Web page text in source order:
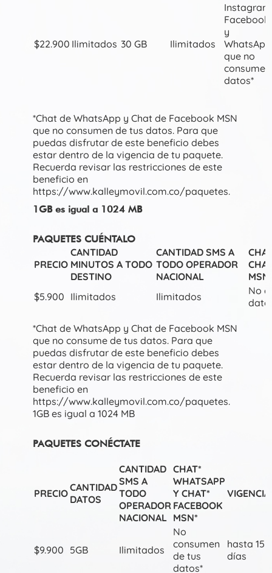
$22.900 Ilimitados 30 GB Ilimitados
Facebook
y
WhatsApp
que no
consume
datos*
*Chat de WhatsApp y Chat de Facebook MSN
que no consumen de tus datos. Para que
puedas disfrutar de este beneficio debes
estar dentro de la vigencia de tu paquete.
Recuerda revisar las restricciones de este
beneficio en
https://www.kalleymovil.com.co/paquetes.
1GB es igual a 1024 MB
PAQUETES CUÉNTALO
PRECIO
CANTIDAD
MINUTOS A TODO
DESTINO
CANTIDAD SMS A
TODO OPERADOR
NACIONAL
$5.900 Ilimitados Ilimitados
No
*Chat de WhatsApp y Chat de Facebook MSN
que no consume de tus datos. Para que
puedas disfrutar de este beneficio debes
estar dentro de la vigencia de tu paquete.
Recuerda revisar las restricciones de este
beneficio en
https://www.kalleymovil.com.co/paquetes.
1GB es igual a 1024 MB
PAQUETES CONÉCTATE
PRECIOCANTIDAD
DATOS
CANTIDAD
SMS A
TODO
OPERADOR
NACIONAL
CHAT*
WHATSAPP
Y CHAT*
FACEBOOK
MSN*
VIGENCIA
$9.900 5GB Ilimitados
No
consumen
de tus
datos*
hasta 15
días